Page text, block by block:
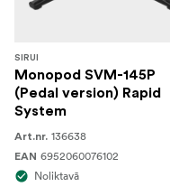
SIRUI
Monopod SVM-145P
(Pedal version) Rapid
System
Art.nr. 136638
EAN 6952060076102
Noliktavā